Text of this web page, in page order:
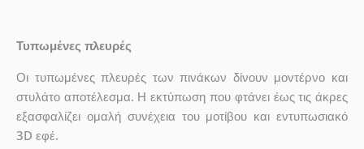
Τυπωμένες πλευρές
Οι τυπωμένες πλευρές των πινάκων δίνουν μοντέρνο και
στυλάτο αποτέλεσμα. Η εκτύπωση που φτάνει έως τις άκρες
εξασφαλίζει ομαλή συνέχεια του μοτίβου και εντυπωσιακό
3D εφέ.